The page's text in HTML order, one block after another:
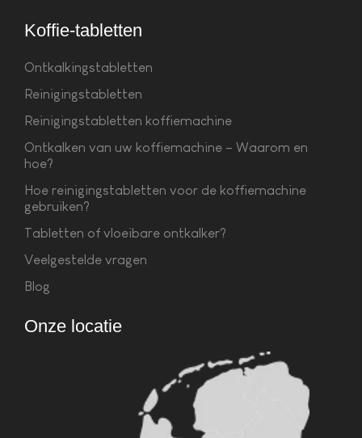
Koffie-tabletten
Ontkalkingstabletten
Reinigingstabletten
Reinigingstabletten koffiemachine
Ontkalken van uw koffiemachine – Waarom en
hoe?
Hoe reinigingstabletten voor de koffiemachine
gebruiken?
Tabletten of vloeibare ontkalker?
Veelgestelde vragen
Blog
Onze locatie